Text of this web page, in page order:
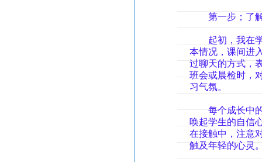
第一步；了解
起初，我在学
本情况，课间进
过聊天的方式，
班会或晨检时，
习气氛。
每个成长中的
唤起学生的自信
在接触中，注意
触及年轻的心灵